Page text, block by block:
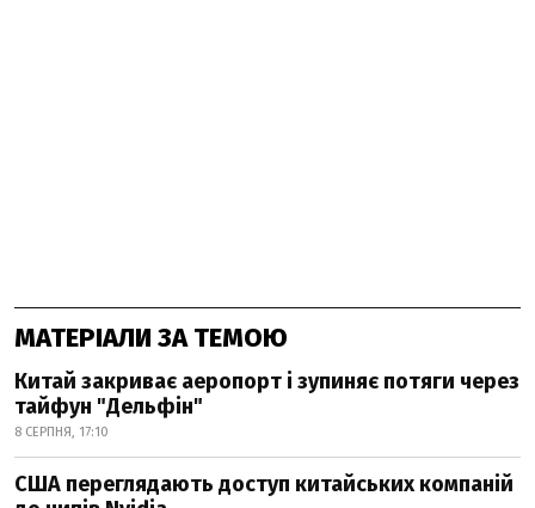
МАТЕРІАЛИ ЗА ТЕМОЮ
Китай закриває аеропорт і зупиняє потяги через
тайфун "Дельфін"
8 СЕРПНЯ, 17:10
США переглядають доступ китайських компаній